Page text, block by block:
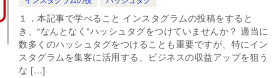
１．本記事で学べること インスタグラムの投稿をすると
き、“なんとなく”ハッシュタグをつけていませんか？ 適当に
数多くのハッシュタグをつけることも重要ですが、特にイン
スタグラムを集客に活用する、ビジネスの収益アップを狙う
な […]